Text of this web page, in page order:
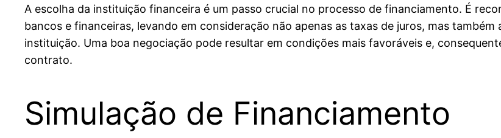
A escolha da instituição financeira é um passo crucial no processo de financiamento. É
bancos e financeiras, levando em consideração não apenas as taxas de juros, mas
instituição. Uma boa negociação pode resultar em condições mais favoráveis e,
contrato.
Simulação de Financiamento